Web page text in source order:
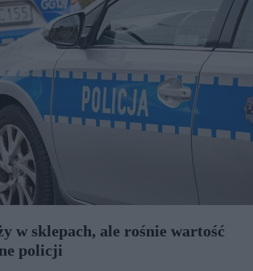
w sklepach, ale rośnie wartość
policji